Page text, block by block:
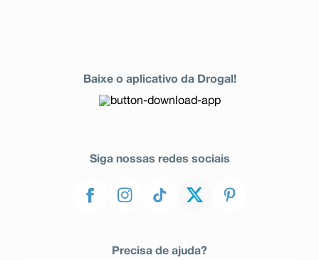
Baixe o aplicativo da Drogal!
Siga nossas redes sociais
Precisa de ajuda?